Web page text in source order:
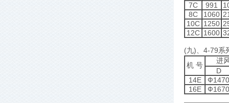
7C
991
8C
1060
10C 1250
12C 1600
(九)、4-79系
机 号
进
D
14E
Ф1470
16E
Ф1670